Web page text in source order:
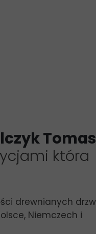
która
drewnianych
Niemczech i